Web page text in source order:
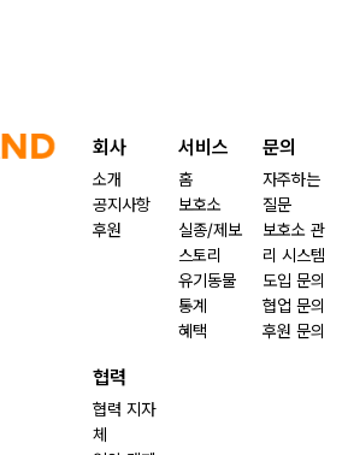
회사
소개
공지사항
후원
서비스
홈
보호소
실종/제보
스토리
유기동물
통계
혜택
문의
자주하는
질문
보호소 관
리 시스템
도입 문의
협업 문의
후원 문의
협력
협력 지자
체